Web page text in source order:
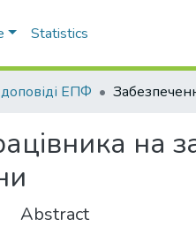
Statistics
доповіді ЕПФ
на
Abstract